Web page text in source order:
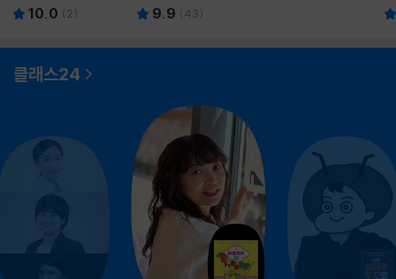
10.0 ( 2) 9.9 (43)
클래스24